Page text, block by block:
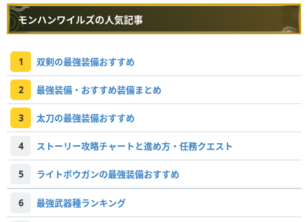
モンハンワイルズの人気記事
1 双剣の最強装備おすすめ
2 最強装備・おすすめ装備まとめ
3 太刀の最強装備おすすめ
4 ストーリー攻略チャートと進め方・任務クエスト
5 ライトボウガンの最強装備おすすめ
6 最強武器種ランキング